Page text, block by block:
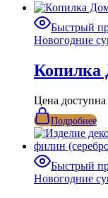
Быстрый
Новогодние
Копилка
Цена доступна
Подробнее
Быстрый
Новогодние